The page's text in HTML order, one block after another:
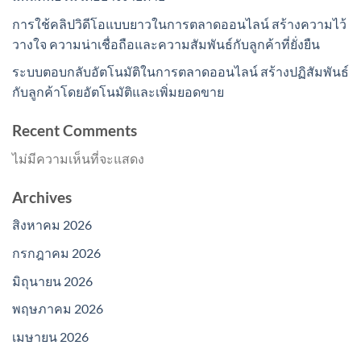
การใช้คลิปวิดีโอแบบยาวในการตลาดออนไลน์ สร้างความไว้
วางใจ ความน่าเชื่อถือและความสัมพันธ์กับลูกค้าที่ยั่งยืน
ระบบตอบกลับอัตโนมัติในการตลาดออนไลน์ สร้างปฏิสัมพันธ์
กับลูกค้าโดยอัตโนมัติและเพิ่มยอดขาย
Recent Comments
ไม่มีความเห็นที่จะแสดง
Archives
สิงหาคม 2026
กรกฎาคม 2026
มิถุนายน 2026
พฤษภาคม 2026
เมษายน 2026